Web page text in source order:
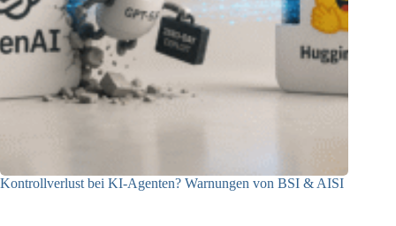
Kontrollverlust bei KI-Agenten? Warnungen von BSI & AISI